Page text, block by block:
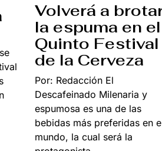
Volverá a
la espuma en el
Quinto Festival
de la Cerveza
Por: Redacción El
Descafeinado Milenaria y
espumosa es una de las
bebidas más preferidas en
mundo, la cual será la